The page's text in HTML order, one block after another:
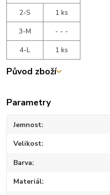
2-S
1 ks
3-M
- - -
4-L
1 ks
Původ zboží
Parametry
Jemnost
Velikost
Barva
Materiál